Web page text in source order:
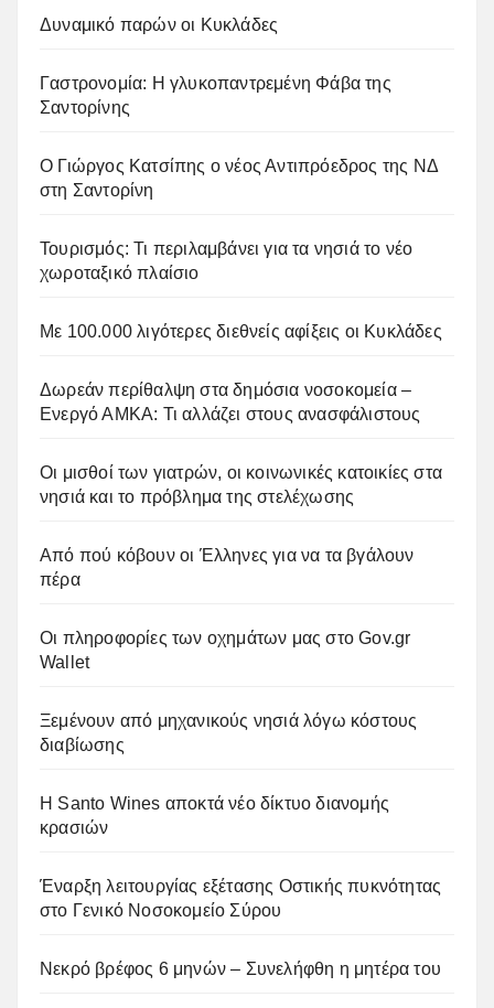
Δυναμικό παρών οι Κυκλάδες
Γαστρονομία: Η γλυκοπαντρεμένη Φάβα της
Σαντορίνης
Ο Γιώργος Κατσίπης ο νέος Αντιπρόεδρος της ΝΔ
στη Σαντορίνη
Τουρισμός: Τι περιλαμβάνει για τα νησιά το νέο
χωροταξικό πλαίσιο
Με 100.000 λιγότερες διεθνείς αφίξεις οι Κυκλάδες
Δωρεάν περίθαλψη στα δημόσια νοσοκομεία –
Ενεργό ΑΜΚΑ: Τι αλλάζει στους ανασφάλιστους
Οι μισθοί των γιατρών, οι κοινωνικές κατοικίες στα
νησιά και το πρόβλημα της στελέχωσης
Από πού κόβουν οι Έλληνες για να τα βγάλουν
πέρα
Οι πληροφορίες των οχημάτων μας στο Gov.gr
Wallet
Ξεμένουν από μηχανικούς νησιά λόγω κόστους
διαβίωσης
Η Santo Wines αποκτά νέο δίκτυο διανομής
κρασιών
Έναρξη λειτουργίας εξέτασης Οστικής πυκνότητας
στο Γενικό Νοσοκομείο Σύρου
Νεκρό βρέφος 6 μηνών – Συνελήφθη η μητέρα του